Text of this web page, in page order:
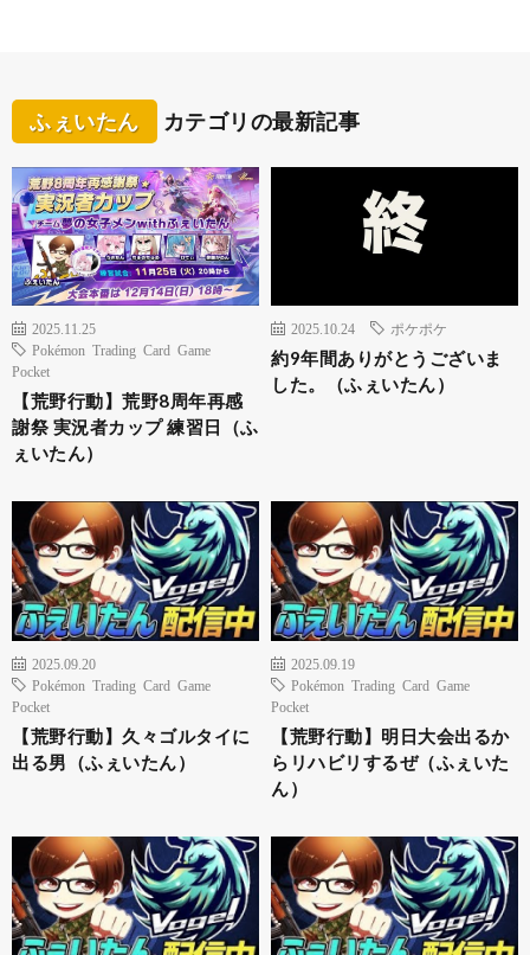
ふぇいたん カテゴリの最新記事
2025.11.25
Pokémon Trading Card Game
Pocket
【荒野行動】荒野8周年再感
謝祭 実況者カップ 練習日（ふ
ぇいたん）
2025.10.24 ポケポケ
約9年間ありがとうございま
した。（ふぇいたん）
2025.09.20
Pokémon Trading Card Game
Pocket
【荒野行動】久々ゴルタイに
出る男（ふぇいたん）
2025.09.19
Pokémon Trading Card Game
Pocket
【荒野行動】明日大会出るか
らリハビリするぜ（ふぇいた
ん）